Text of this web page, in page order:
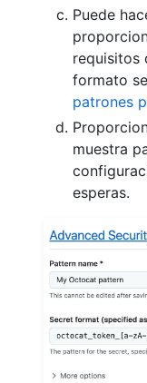
Puede
requisitos
formato
patrones
muestra
esperas.